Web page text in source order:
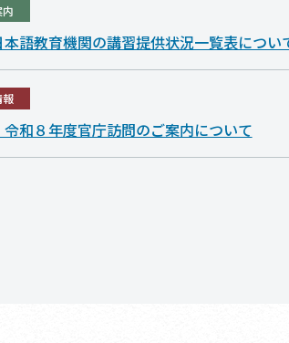
本語教育機関の講習提供状況一覧表につい
報
令和８年度官庁訪問のご案内について